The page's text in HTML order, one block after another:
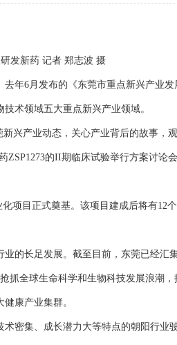
发新药 记者 郑志波 摄
6月发布的《东莞市重点新兴产业发
术领域五大重点新兴产业领域。
产业动态，关心产业背后的故事，观
的II期临床试验举行方案讨论
目正式奠基。该项目建成后将有12
长足发展。截至目前，东莞已经汇
抓全球生命科学和生物科技发展浪潮
康产业集群。
集、成长潜力大等特点的朝阳行业